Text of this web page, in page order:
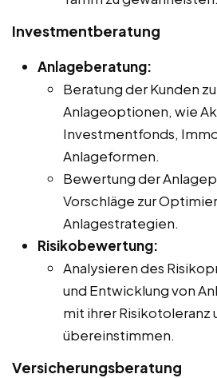
Investmentberatung
Anlageberatung:
Beratung der Kunden
Anlageoptionen, wie
Investmentfonds,
Anlageformen.
Bewertung der
Vorschläge zur
Anlagestrategien.
Risikobewertung:
Analysieren des
und Entwicklung von
mit ihrer Risikotoleranz
übereinstimmen.
Versicherungsberatung